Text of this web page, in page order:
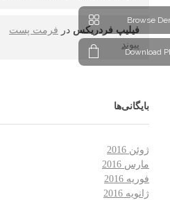
فیلیپ فردریکس در فرمت پست
پیوند
بایگانی‌ها
ژوئن 2016
مارس 2016
فوریه 2016
ژانویه 2016
Browse
Download